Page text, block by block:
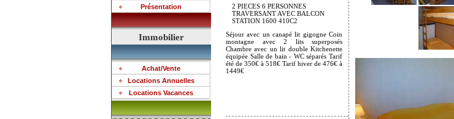
Présentation
Immobilier
Achat/Vente
Locations Annuelles
Locations Vacances
2 PIECES 6 PERSONNES
TRAVERSANT AVEC BALCON
STATION 1600 410C2
Séjour avec un canapé lit gigogne Coin
montagne avec 2 lits superposés
Chambre avec un lit double Kitchenette
équipée Salle de bain - WC séparés Tarif
été de 350€ à 518€ Tarif hiver de 476€ à
1449€